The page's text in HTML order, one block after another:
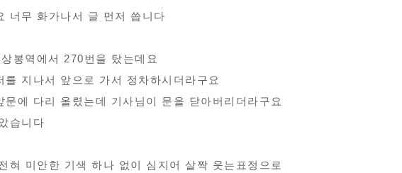
너무 화가나서 글 먼저 씁니다
봉역에서 270번을 탔는데요
지나서 앞으로 가서 정차하시더라구요
에 다리 올렸는데 기사님이 문을 닫아버리더라구요
습니다
혀 미안한 기색 하나 없이 심지어 살짝 웃는표정으로